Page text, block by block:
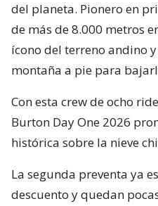
del planeta. Pionero en
de más de 8.000 metros
ícono del terreno andino
montaña a pie para
Con esta crew de ocho
Burton Day One 2026
histórica sobre la nieve
La segunda preventa ya
descuento y quedan